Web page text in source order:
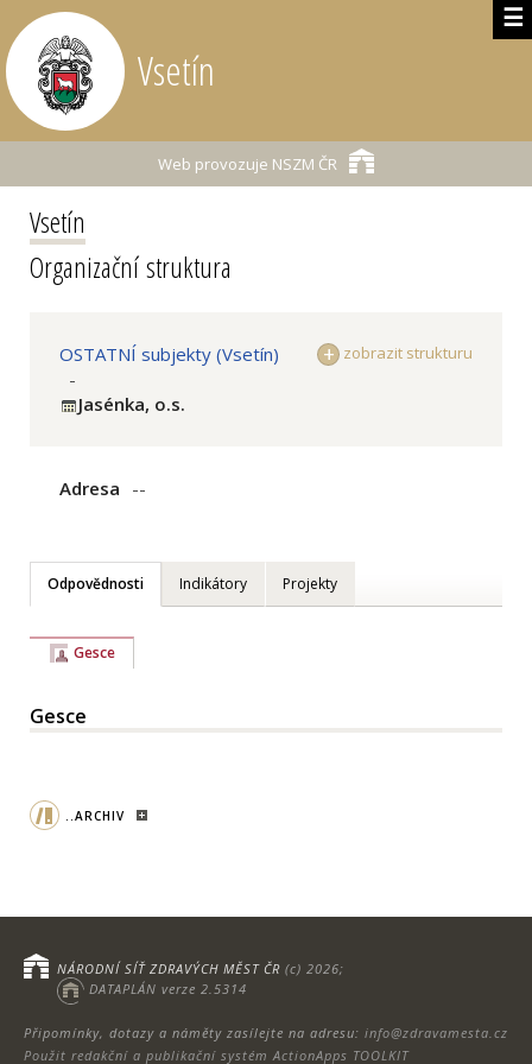
☰
Vsetín
Web provozuje NSZM ČR
Vsetín
Organizační struktura
zobrazit strukturu
OSTATNÍ subjekty (Vsetín)
-
Jasénka, o.s.
Adresa --
Odpovědnosti Indikátory Projekty
Gesce
Gesce
..ARCHIV
Připomínky, dotazy a náměty zasílejte na adresu: info@zdravamesta.cz
Použit redakční a publikační systém ActionApps TOOLKIT
NÁRODNÍ SÍŤ ZDRAVÝCH MĚST ČR (c) 2026;
DATAPLÁN verze 2.5314